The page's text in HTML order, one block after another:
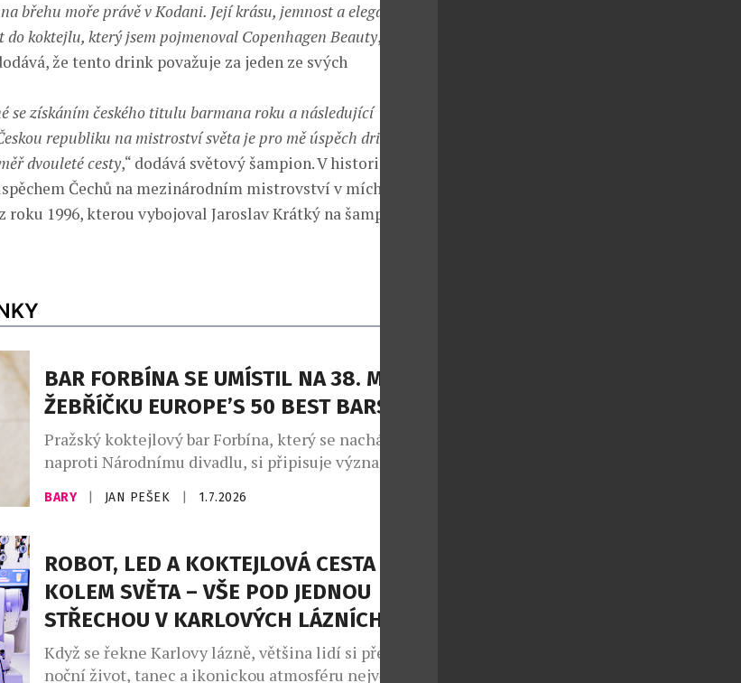
břehu moře právě v Kodani. Její krásu, jemnost a eleganci
koktejlu, který jsem pojmenoval Copenhagen Beauty,“
že tento drink považuje za jeden ze svých
se získáním českého titulu barmana roku a následující
republiku na mistroství světa je pro mě úspěch drinku
dvouleté cesty,“ dodává světový šampion. V historii byla
Čechů na mezinárodním mistrovství v míchání
1996, kterou vybojoval Jaroslav Krátký na šampionátu
BAR FORBÍNA SE UMÍSTIL NA 38. MÍSTĚ
ŽEBŘÍČKU EUROPE’S 50 BEST BARS
Pražský koktejlový bar Forbína, který se nachází
naproti Národnímu divadlu, si připisuje významný
úspěch. Po necelých dvou letech od svého otevření
se objevuje v žebříčku Europe’s 50 Best Bars, a
barů. Během slavnostního večerního ceremoniálu,
který se konal 30. června 2026 v Amsterdamu,
zaznělo jméno českého baru […]
BARY JAN PEŠEK 1.7.2026
ROBOT, LED A KOKTEJLOVÁ CESTA
KOLEM SVĚTA – VŠE POD JEDNOU
STŘECHOU V KARLOVÝCH LÁZNÍCH
Když se řekne Karlovy lázně, většina lidí si představí
noční život, tanec a ikonickou atmosféru největšího